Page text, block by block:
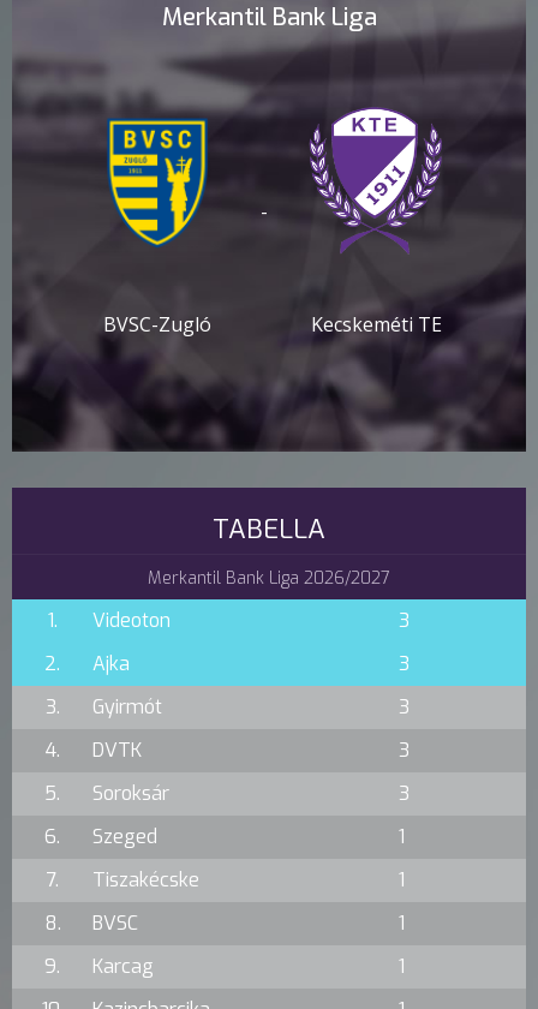
Merkantil Bank Liga
BVSC-Zugló
-
Kecskeméti TE
TABELLA
Merkantil Bank Liga 2026/2027
1. Videoton
3
2.
Ajka
3
3.
Gyirmót
3
4.
DVTK
3
5.
Soroksár
3
6.
Szeged
1
7.
Tiszakécske
1
8.
BVSC
1
9.
Karcag
1